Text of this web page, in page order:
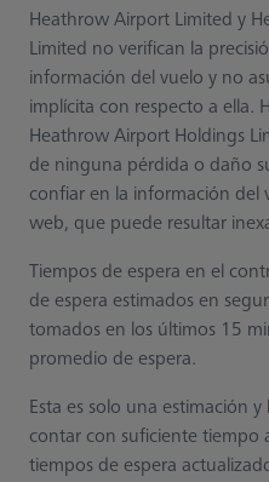
Heathrow Airport Limited y
Limited no verifican la
información del vuelo y no
implícita con respecto a ella.
Heathrow Airport Holdings
de ninguna pérdida o daño
confiar en la información del
web, que puede resultar
Tiempos de espera en el
de espera estimados en
tomados en los últimos 15
promedio de espera.
Esta es solo una estimación
contar con suficiente tiempo
tiempos de espera